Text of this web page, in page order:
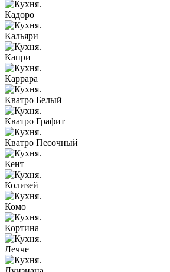
Кадоро
Кальяри
Капри
Каррара
Кватро Белый
Кватро Графит
Кватро Песочный
Кент
Колизей
Комо
Кортина
Лечче